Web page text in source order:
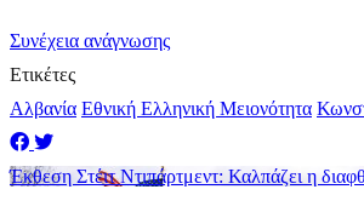
Συνέχεια ανάγνωσης
Ετικέτες
Αλβανία Εθνική Ελληνική Μειονότητα
Έκθεση Στέιτ Ντιπάρτμεντ: Καλπάζει η